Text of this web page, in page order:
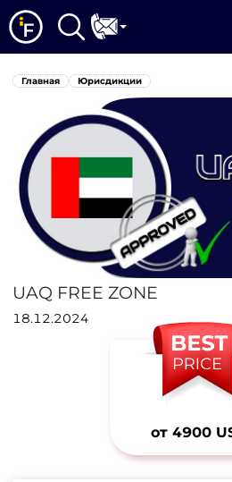
Главная Юрисдикции
UAQ FREE ZONE
18.12.2024
от 4900